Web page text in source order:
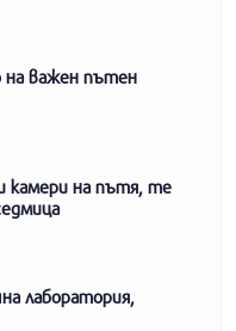
на важен пътен
камери на пътя, те
лаборатория,